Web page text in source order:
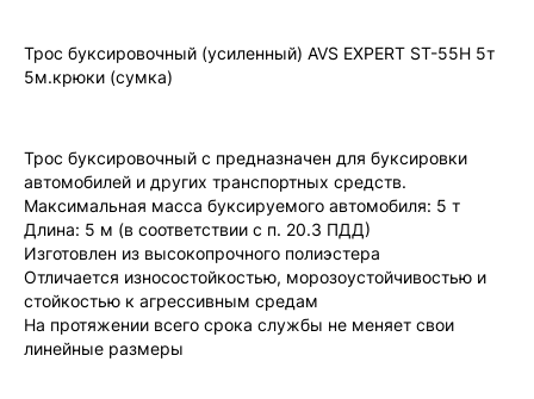
Трос буксировочный (усиленный) AVS EXPERT ST-55H 5т
5м.крюки (сумка)
Трос буксировочный с предназначен для буксировки
автомобилей и других транспортных средств.
Максимальная масса буксируемого автомобиля: 5 т
Длина: 5 м (в соответствии с п. 20.3 ПДД)
Изготовлен из высокопрочного полиэстера
Отличается износостойкостью, морозоустойчивостью и
стойкостью к агрессивным средам
На протяжении всего срока службы не меняет свои
линейные размеры